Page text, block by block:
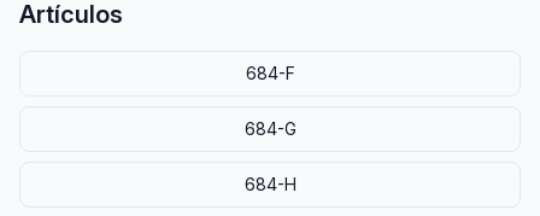
Artículos
684-F
684-G
684-H